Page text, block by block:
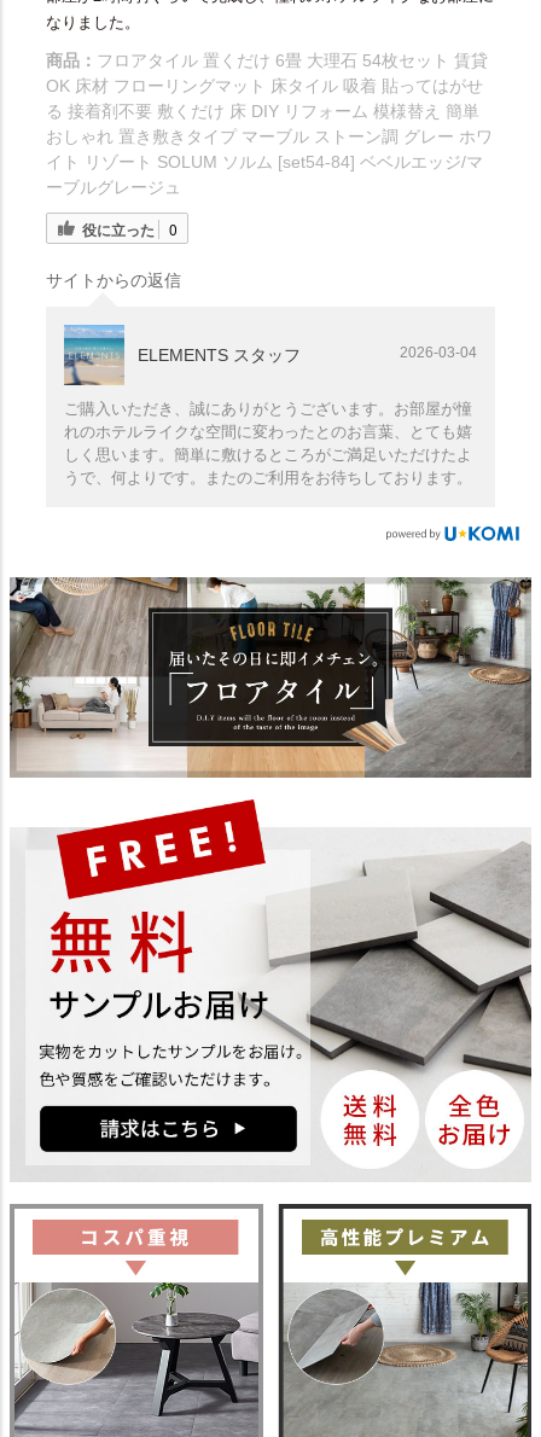
なりました。
商品： フロアタイル 置くだけ 6畳 大理石 54枚セット 賃貸
OK 床材 フローリングマット 床タイル 吸着 貼ってはがせ
る 接着剤不要 敷くだけ 床 DIY リフォーム 模様替え 簡単
おしゃれ 置き敷きタイプ マーブル ストーン調 グレー ホワ
イト リゾート SOLUM ソルム [set54-84] ベベルエッジ/マ
ーブルグレージュ
役に立った 0
サイトからの返信
ELEMENTS スタッフ 2026-03-04
ご購入いただき、誠にありがとうございます。お部屋が憧
れのホテルライクな空間に変わったとのお言葉、とても嬉
しく思います。簡単に敷けるところがご満足いただけたよ
うで、何よりです。またのご利用をお待ちしております。